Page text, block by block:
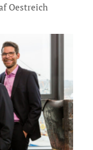
Oestreich